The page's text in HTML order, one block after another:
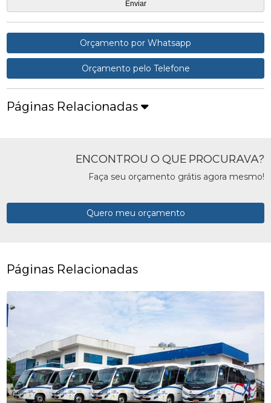
Orçamento por Whatsapp
Orçamento pelo Telefone
Páginas Relacionadas
ENCONTROU O QUE PROCURAVA?
Faça seu orçamento grátis agora mesmo!
Quero meu orçamento
Páginas Relacionadas